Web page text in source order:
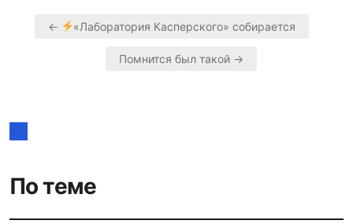
Навигация
← «Лаборатория Касперского» собирается
Помнится был такой →
По теме